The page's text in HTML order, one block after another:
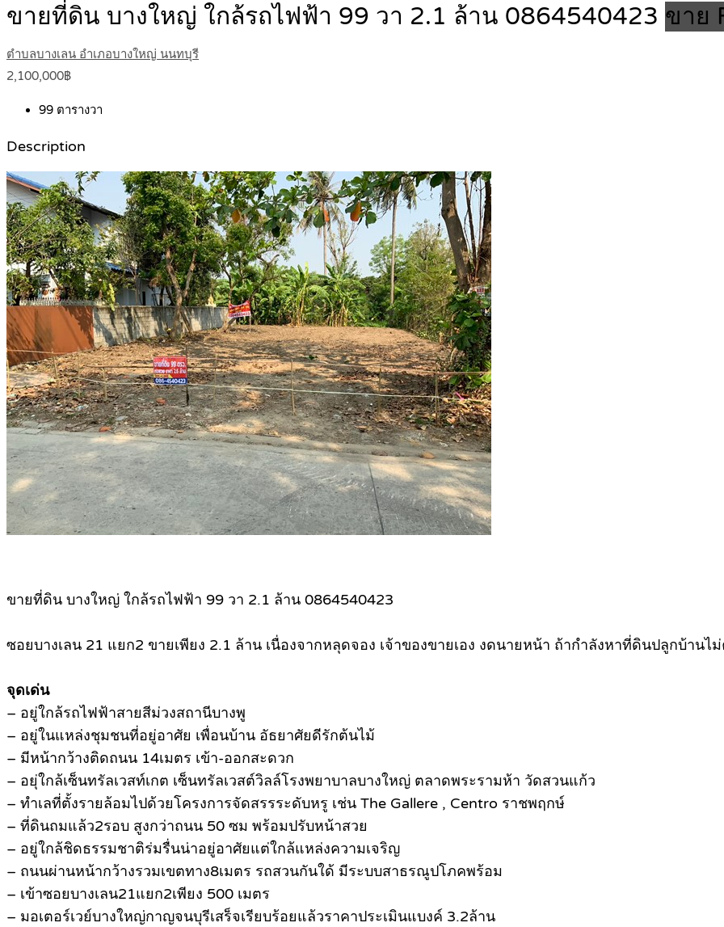
ขายที่ดิน บางใหญ่ ใกล้รถไฟฟ้า 99 วา 2.1 ล้าน 0864540423 ขาย
ตำบลบางเลน อำเภอบางใหญ่ นนทบุรี
2,100,000฿
99 ตารางวา
Description
ขายที่ดิน บางใหญ่ ใกล้รถไฟฟ้า 99 วา 2.1 ล้าน 0864540423
ซอยบางเลน 21 แยก2 ขายเพียง 2.1 ล้าน เนื่องจากหลุดจอง เจ้าของขายเอง งดนายหน้า ถ้ากำลังหาที่ดินปลูกบ้านไ
จุดเด่น
– อยู่ใกล้รถไฟฟ้าสายสีม่วงสถานีบางพู
– อยู่ในแหล่งชุมชนที่อยู่อาศัย เพื่อนบ้าน อัธยาศัยดีรักต้นไม้
– มีหน้ากว้างติดถนน 14เมตร เข้า-ออกสะดวก
– อยุ่ใกล้เซ็นทรัลเวสท์เกต เซ็นทรัลเวสต์วิลล์โรงพยาบาลบางใหญ่ ตลาดพระรามห้า วัดสวนแก้ว
– ทำเลที่ตั้งรายล้อมไปด้วยโครงการจัดสรรระดับหรู เช่น The Gallere , Centro ราชพฤกษ์
– ที่ดินถมแล้ว2รอบ สูงกว่าถนน 50 ซม พร้อมปรับหน้าสวย
– อยู่ใกล้ชิดธรรมชาติร่มรื่นน่าอยู่อาศัยแต่ใกล้แหล่งความเจริญ
– ถนนผ่านหน้ากว้างรวมเขตทาง8เมตร รถสวนกันใด้ มีระบบสาธรณูปโภคพร้อม
– เข้าซอยบางเลน21แยก2เพียง 500 เมตร
– มอเตอร์เวย์บางใหญ่กาญจนบุรีเสร็จเรียบร้อยแล้วราคาประเมินแบงค์ 3.2ล้าน